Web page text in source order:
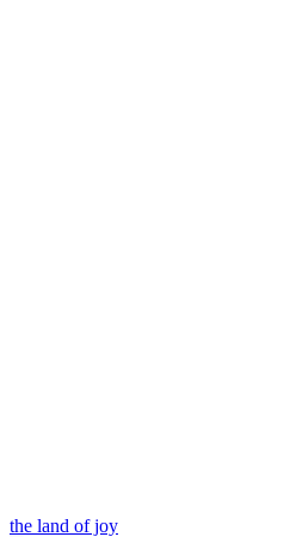
the land of joy